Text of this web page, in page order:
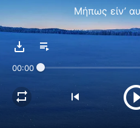
Μήπως είν’
κι η πληρωμή του
Ποιος δεν
00:00